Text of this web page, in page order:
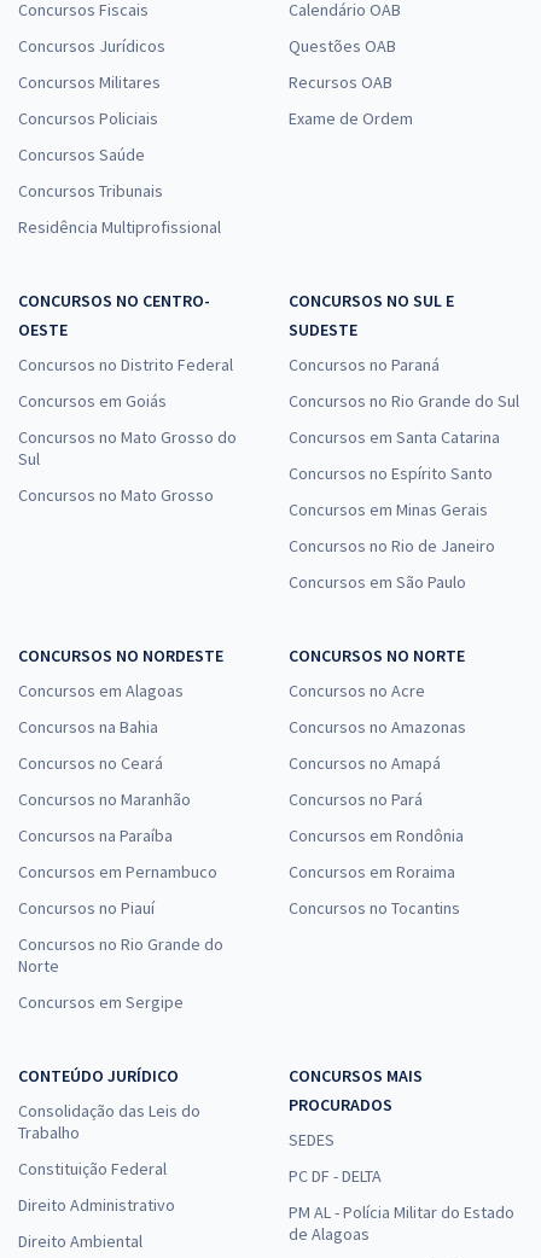
Especialidade: Economia
à vista
R$31,92
TJ PA - Tribunal de Justiça do Estado do Pará - Conhecimentos
Específicos para Analista Judiciário – Especialidade: Economia
25,99
Economize R$ 77,96 (-20%)
Comprar
R$ 479,04
à vista
R$39,92
Economize R$ 119,76 (-20%)
Comprar
Concursos Fiscais
Concursos Jurídicos
Concursos Militares
Concursos Policiais
Concursos Saúde
Concursos Tribunais
Residência Multiprofissional
Calendário OAB
Questões OAB
Recursos OAB
Exame de Ordem
CONCURSOS NO CENTRO-
OESTE
Concursos no Distrito Federal
Concursos em Goiás
Concursos no Mato Grosso do
Sul
Concursos no Mato Grosso
CONCURSOS NO SUL E
SUDESTE
Concursos no Paraná
Concursos no Rio Grande do Sul
Concursos em Santa Catarina
Concursos no Espírito Santo
Concursos em Minas Gerais
Concursos no Rio de Janeiro
Concursos em São Paulo
CONCURSOS NO NORDESTE
Concursos em Alagoas
Concursos na Bahia
Concursos no Ceará
Concursos no Maranhão
Concursos na Paraíba
Concursos em Pernambuco
Concursos no Piauí
Concursos no Rio Grande do
Norte
Concursos em Sergipe
CONCURSOS NO NORTE
Concursos no Acre
Concursos no Amazonas
Concursos no Amapá
Concursos no Pará
Concursos em Rondônia
Concursos em Roraima
Concursos no Tocantins
CONTEÚDO JURÍDICO
Consolidação das Leis do
Trabalho
Constituição Federal
Direito Administrativo
Direito Ambiental
CONCURSOS MAIS
PROCURADOS
SEDES
PC DF - DELTA
PM AL - Polícia Militar do Estado
de Alagoas